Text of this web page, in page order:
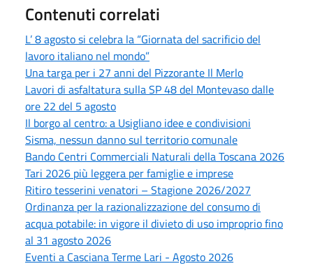
Contenuti correlati
L’ 8 agosto si celebra la “Giornata del sacrificio del
lavoro italiano nel mondo”
Una targa per i 27 anni del Pizzorante Il Merlo
Lavori di asfaltatura sulla SP 48 del Montevaso dalle
ore 22 del 5 agosto
Il borgo al centro: a Usigliano idee e condivisioni
Sisma, nessun danno sul territorio comunale
Bando Centri Commerciali Naturali della Toscana 2026
Tari 2026 più leggera per famiglie e imprese
Ritiro tesserini venatori – Stagione 2026/2027
Ordinanza per la razionalizzazione del consumo di
acqua potabile: in vigore il divieto di uso improprio fino
al 31 agosto 2026
Eventi a Casciana Terme Lari - Agosto 2026